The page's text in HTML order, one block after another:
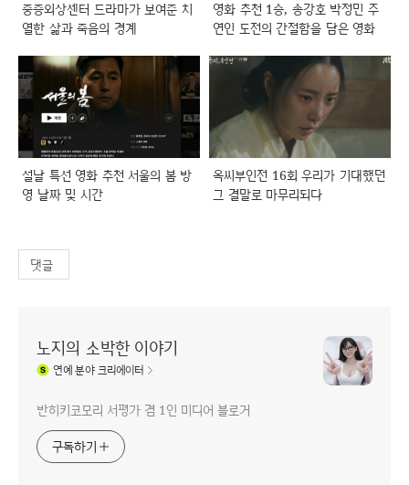
중증외상센터 드라마가 보여준 치
열한 삶과 죽음의 경계
영화 추천 1승, 송강호 박정민 주
연인 도전의 간절함을 담은 영화
설날 특선 영화 추천 서울의 봄 방
영 날짜 및 시간
옥씨부인전 16회 우리가 기대했던
그 결말로 마무리되다
댓글
노지의 소박한 이야기
연예분야 크리에이터
반히키코모리 서평가 겸 1인 미디어 블로거
구독하기